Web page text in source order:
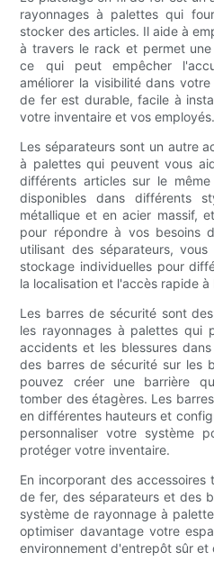
rayonnages à palettes qui
stocker des articles. Il aide à
à travers le rack et permet
ce qui peut empêcher
améliorer la visibilité dans
de fer est durable, facile à
votre inventaire et vos employés.
Les séparateurs sont un autre
à palettes qui peuvent vous
différents articles sur le
disponibles dans différents
métallique et en acier massif,
pour répondre à vos besoins
utilisant des séparateurs,
stockage individuelles pour
la localisation et l'accès rapide à
Les barres de sécurité sont
les rayonnages à palettes qui
accidents et les blessures
des barres de sécurité sur les
pouvez créer une barrière
tomber des étagères. Les
en différentes hauteurs et
personnaliser votre système
protéger votre inventaire.
En incorporant des
de fer, des séparateurs et des
système de rayonnage à
optimiser davantage votre
environnement d'entrepôt sûr et